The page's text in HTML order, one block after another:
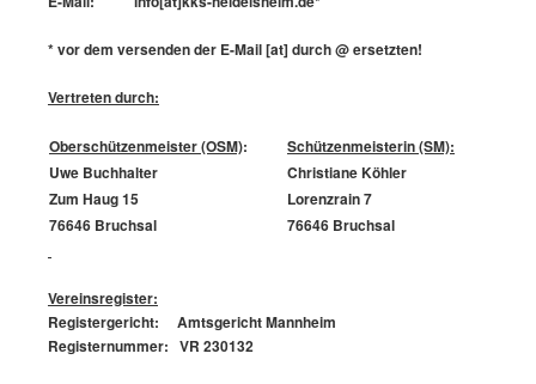
* vor dem versenden der E-Mail [at] durch @ ersetzten!
Vertreten durch:
Oberschützenmeister (OSM):
Schützenmeisterin (SM):
Uwe Buchhalter
Christiane Köhler
Zum Haug 15
Lorenzrain 7
76646 Bruchsal
76646 Bruchsal
Vereinsregister:
Registergericht: Amtsgericht Mannheim
Registernummer: VR 230132